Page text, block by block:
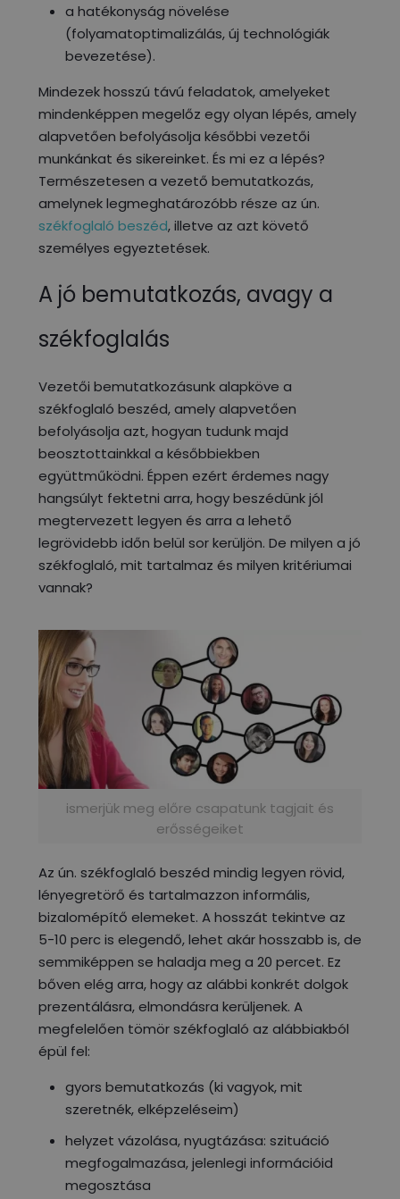
a hatékonyság növelése
(folyamatoptimalizálás, új technológiák
bevezetése).
Mindezek hosszú távú feladatok, amelyeket
mindenképpen megelőz egy olyan lépés, amely
alapvetően befolyásolja későbbi vezetői
munkánkat és sikereinket. És mi ez a lépés?
Természetesen a vezető bemutatkozás,
amelynek legmeghatározóbb része az ún.
székfoglaló beszéd, illetve az azt követő
személyes egyeztetések.
A jó bemutatkozás, avagy a
székfoglalás
Vezetői bemutatkozásunk alapköve a
székfoglaló beszéd, amely alapvetően
befolyásolja azt, hogyan tudunk majd
beosztottainkkal a későbbiekben
együttműködni. Éppen ezért érdemes nagy
hangsúlyt fektetni arra, hogy beszédünk jól
megtervezett legyen és arra a lehető
legrövidebb időn belül sor kerüljön. De milyen a jó
székfoglaló, mit tartalmaz és milyen kritériumai
vannak?
ismerjük meg előre csapatunk tagjait és
erősségeiket
Az ún. székfoglaló beszéd mindig legyen rövid,
lényegretörő és tartalmazzon informális,
bizalomépítő elemeket. A hosszát tekintve az
5-10 perc is elegendő, lehet akár hosszabb is, de
semmiképpen se haladja meg a 20 percet. Ez
bőven elég arra, hogy az alábbi konkrét dolgok
prezentálásra, elmondásra kerüljenek. A
megfelelően tömör székfoglaló az alábbiakból
épül fel:
gyors bemutatkozás (ki vagyok, mit
szeretnék, elképzeléseim)
helyzet vázolása, nyugtázása: szituáció
megfogalmazása, jelenlegi információid
megosztása